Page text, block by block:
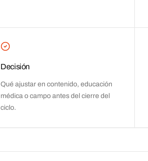
Decisión
Qué ajustar en contenido, educación
médica o campo antes del cierre del
ciclo.